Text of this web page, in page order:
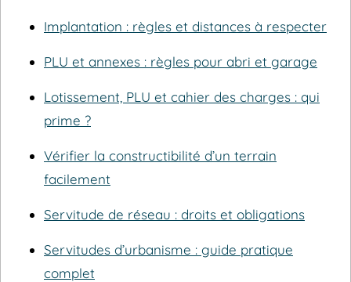
Implantation : règles et distances à respecter
PLU et annexes : règles pour abri et garage
Lotissement, PLU et cahier des charges : qui
prime ?
Vérifier la constructibilité d’un terrain
facilement
Servitude de réseau : droits et obligations
Servitudes d’urbanisme : guide pratique
complet